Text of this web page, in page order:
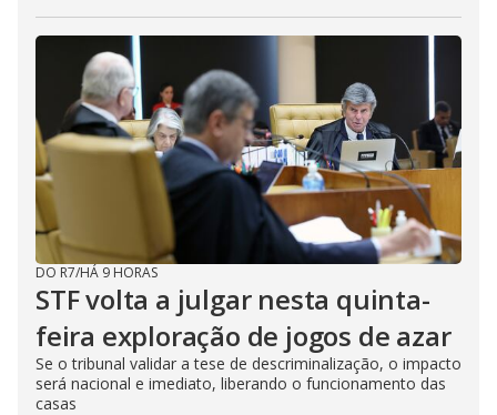
DO R7/HÁ 9 HORAS
STF volta a julgar nesta quinta-
feira exploração de jogos de azar
Se o tribunal validar a tese de descriminalização, o impacto
será nacional e imediato, liberando o funcionamento das
casas